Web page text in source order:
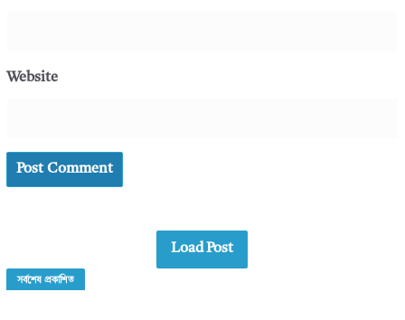
Website
Load Post
সর্বশেষ প্রকাশিত